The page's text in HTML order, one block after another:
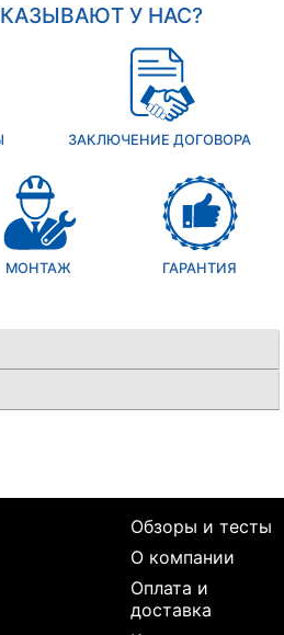
У НАС?
ЗАКЛЮЧЕНИЕ ДОГОВОРА
МОНТАЖ ГАРАНТИЯ
Обзоры и тесты
О компании
Оплата и
доставка